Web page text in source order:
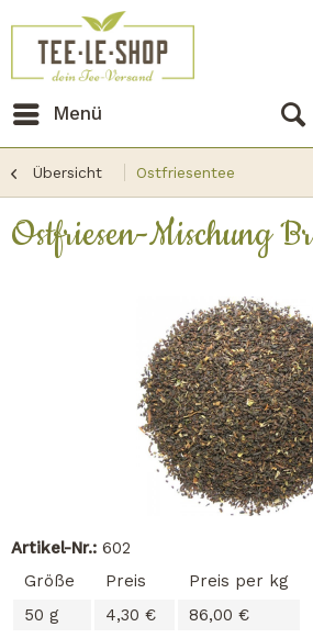
Menü
Übersicht Ostfriesentee
Ostfriesen-Mischung
Artikel-Nr.: 602
Größe
Preis
Preis per kg
50 g
4,30 €
86,00 €